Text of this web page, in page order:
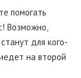
помогать
Возможно,
для кого-
на второй